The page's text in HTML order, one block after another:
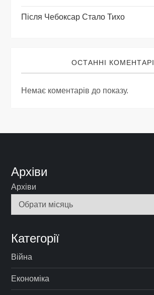
Після Чебоксар Стало Тихо
ОСТАННІ КОМЕНТАРІ
Немає коментарів до показу.
Архіви
Архіви
Категорії
Війна
Економіка